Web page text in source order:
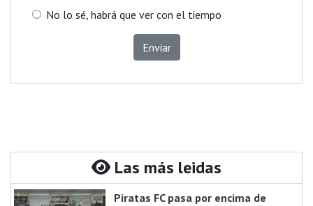
No lo sé, habrá que ver con el tiempo
Enviar
Las más leidas
Piratas FC pasa por encima de